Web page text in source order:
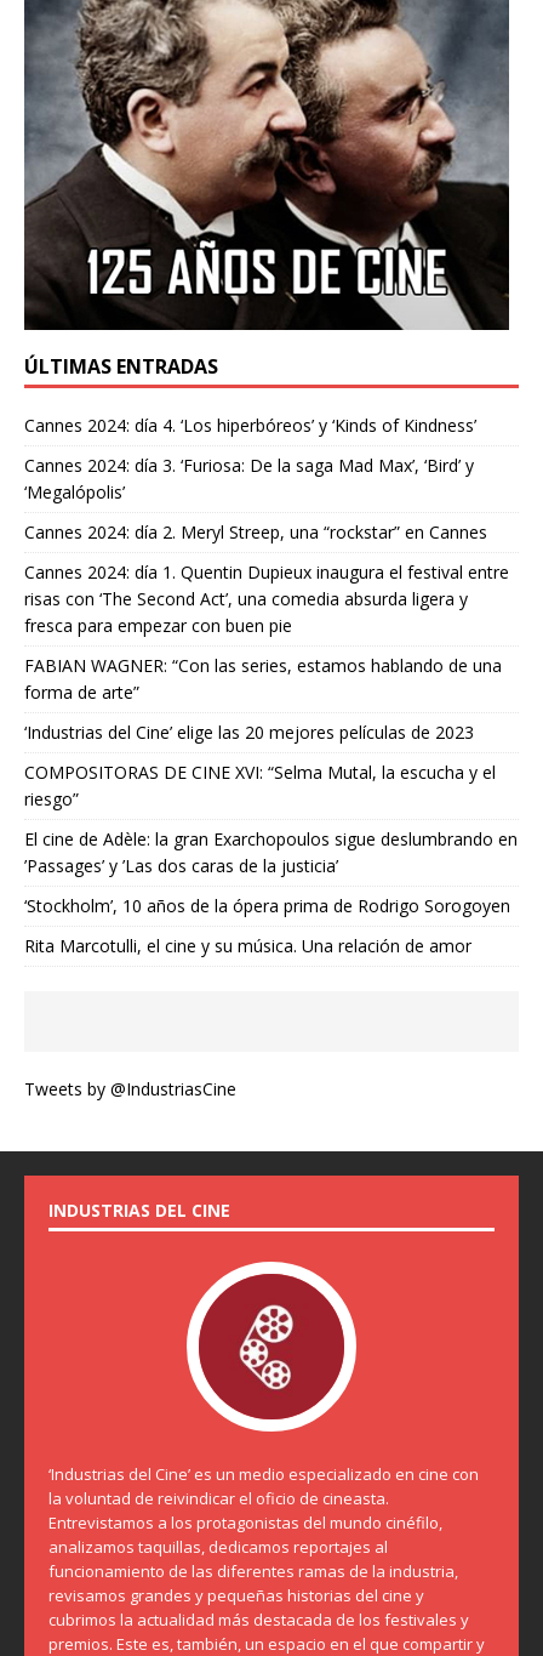
ÚLTIMAS ENTRADAS
Cannes 2024: día 4. ‘Los hiperbóreos’ y ‘Kinds of Kindness’
Cannes 2024: día 3. ‘Furiosa: De la saga Mad Max’, ‘Bird’ y
‘Megalópolis’
Cannes 2024: día 2. Meryl Streep, una “rockstar” en Cannes
Cannes 2024: día 1. Quentin Dupieux inaugura el festival entre
risas con ‘The Second Act’, una comedia absurda ligera y
fresca para empezar con buen pie
FABIAN WAGNER: “Con las series, estamos hablando de una
forma de arte”
‘Industrias del Cine’ elige las 20 mejores películas de 2023
COMPOSITORAS DE CINE XVI: “Selma Mutal, la escucha y el
riesgo”
El cine de Adèle: la gran Exarchopoulos sigue deslumbrando en
’Passages’ y ’Las dos caras de la justicia’
‘Stockholm’, 10 años de la ópera prima de Rodrigo Sorogoyen
Rita Marcotulli, el cine y su música. Una relación de amor
Tweets by @IndustriasCine
INDUSTRIAS DEL CINE
‘Industrias del Cine’ es un medio especializado en cine con
la voluntad de reivindicar el oficio de cineasta.
Entrevistamos a los protagonistas del mundo cinéfilo,
analizamos taquillas, dedicamos reportajes al
funcionamiento de las diferentes ramas de la industria,
revisamos grandes y pequeñas historias del cine y
cubrimos la actualidad más destacada de los festivales y
premios. Este es, también, un espacio en el que compartir y